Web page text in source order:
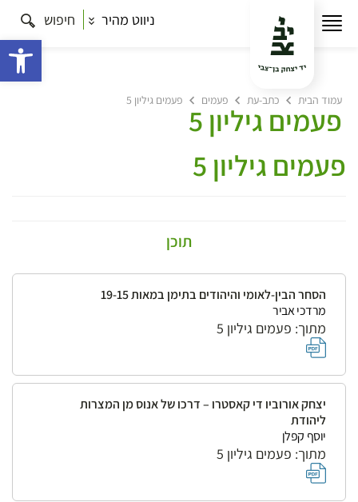
ניווט מהיר חיפוש
עמוד הבית כתב-עת פעמים פעמים גיליון 5
פעמים גיליון 5
פעמים גיליון 5
תוכן
הסחר הבין-לאומי והיהודים בתימן במאות 19-15
מרדכי אביר
מתוך: פעמים גיליון 5
יצחק אורוביו די קאסטרו – דרכו של אנוס מן המצרות
ליהודת
יוסף קפלן
מתוך: פעמים גיליון 5